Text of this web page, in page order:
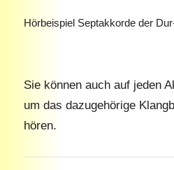
Hörbeispiel Septakkorde der
Sie können auch auf jeden
um das dazugehörige
hören.